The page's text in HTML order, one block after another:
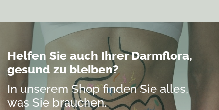
Helfen Sie auch Ihrer Darmflora,
gesund zu bleiben?
In unserem Shop finden Sie alles,
was Sie brauchen.